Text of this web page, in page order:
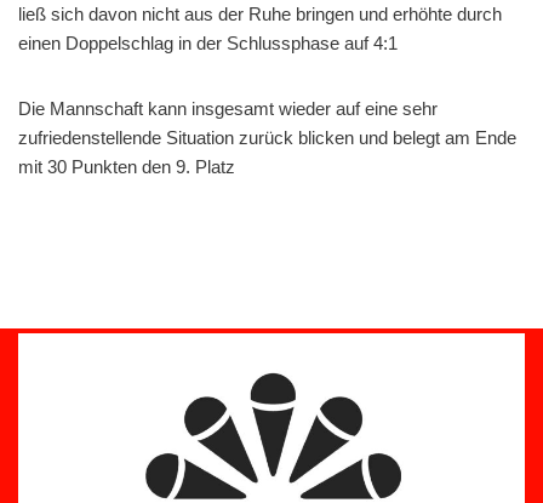
ließ sich davon nicht aus der Ruhe bringen und erhöhte durch
einen Doppelschlag in der Schlussphase auf 4:1
Die Mannschaft kann insgesamt wieder auf eine sehr
zufriedenstellende Situation zurück blicken und belegt am Ende
mit 30 Punkten den 9. Platz